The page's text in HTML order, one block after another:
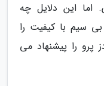
اما این دلایل چه
سیم با کیفیت را
پرو را پیشنهاد می